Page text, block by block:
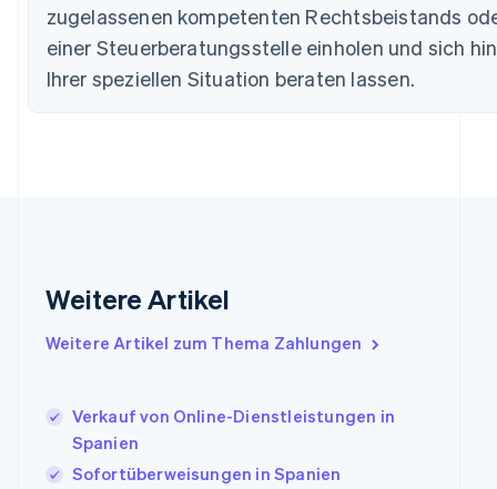
zugelassenen kompetenten Rechtsbeistands
einer Steuerberatungsstelle einholen und sich
Ihrer speziellen Situation beraten lassen.
Weitere Artikel
Weitere Artikel zum Thema Zahlungen
Verkauf von Online-Dienstleistungen in
Spanien
Sofortüberweisungen in Spanien
Finnland
Frankreich
FrançaisEnglish
Italien
Italiano English
Japan
日本語 English
Kroatien
EnglishItaliano
Lettland